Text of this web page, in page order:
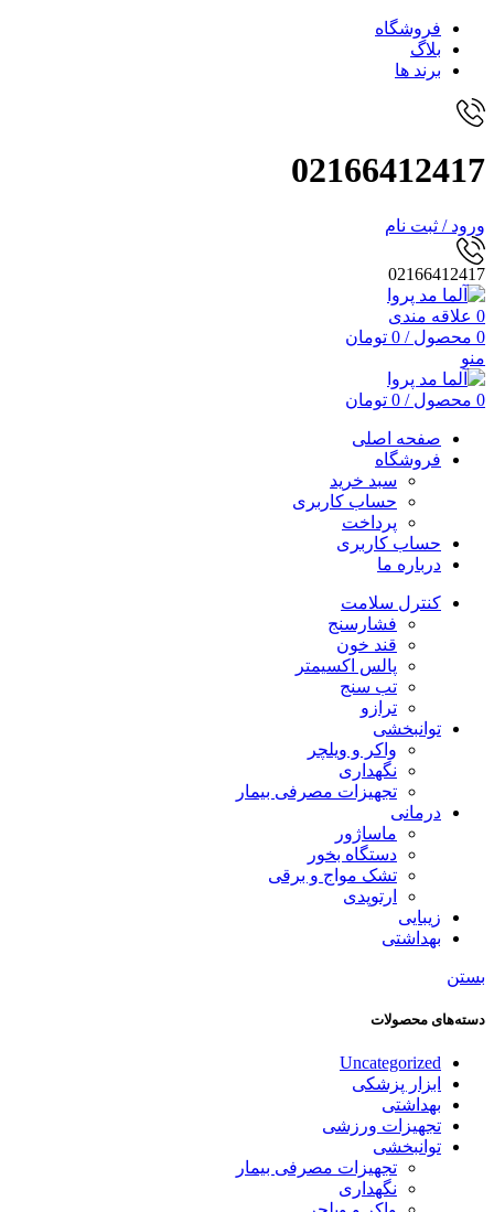
فروشگاه
بلاگ
برند ها
02166412417
ورود / ثبت نام
02166412417
0 علاقه مندی
0 محصول /
0 تومان
منو
0 محصول /
0 تومان
صفحه اصلی
فروشگاه
سبد خرید
حساب کاربری
پرداخت
حساب کاربری
درباره ما
کنترل سلامت
فشارسنج
قند خون
پالس اکسیمتر
تب سنج
ترازو
توانبخشی
واکر و ویلچر
نگهداری
تجهیزات مصرفی بیمار
درمانی
ماساژور
دستگاه بخور
تشک مواج و برقی
ارتوپدی
زیبایی
بهداشتی
بستن
دسته‌های محصولات
Uncategorized
ابزار پزشکی
بهداشتی
تجهیزات ورزشی
توانبخشی
تجهیزات مصرفی بیمار
نگهداری